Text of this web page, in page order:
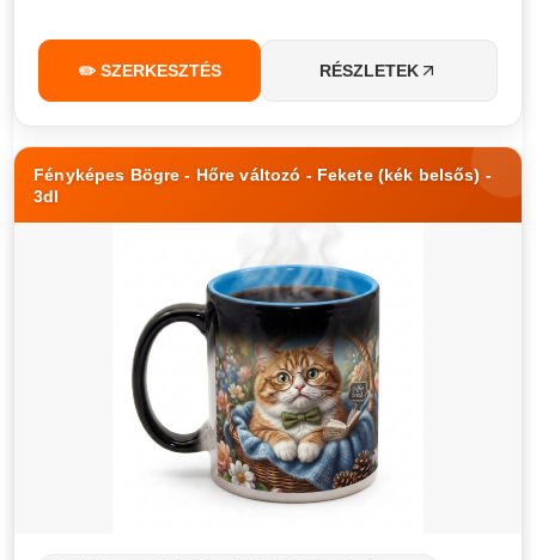
✏️ SZERKESZTÉS RÉSZLETEK
Fényképes Bögre - Hőre változó - Fekete (kék belsős) -
3dl